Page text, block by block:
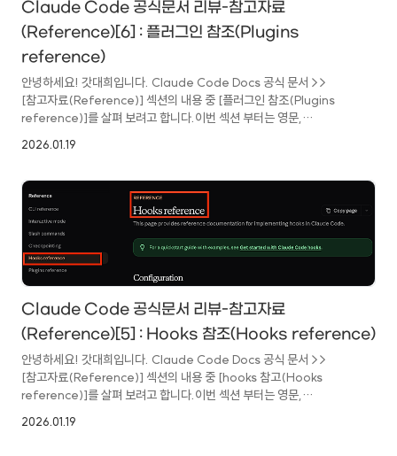
Claude Code 공식문서 리뷰-참고자료
(Reference)[6] : 플러그인 참조(Plugins
reference)
안녕하세요! 갓대희입니다. Claude Code Docs 공식 문서 >>
[참고자료(Reference)] 섹션의 내용 중 [플러그인 참조(Plugins
reference)]를 살펴 보려고 합니다.이번 섹션 부터는 영문,
참고 하셔도 될 것
reference Plugins reference - Claude Code
DocsComplete technical reference for Claude Code
plugin system, including schemas, CLI commands, and
component specifications.code.claude.co..
2026.01.19
Claude Code 공식문서 리뷰-참고자료
(Reference)[5] : Hooks 참조(Hooks reference)
안녕하세요! 갓대희입니다. Claude Code Docs 공식 문서 >>
[참고자료(Reference)] 섹션의 내용 중 [hooks 참고(Hooks
reference)]를 살펴 보려고 합니다.이번 섹션 부터는 영문,
참고 하셔도 될 것
2026.01.19